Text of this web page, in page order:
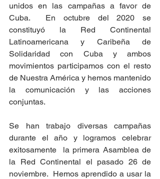
unidos en las campañas a favor de
Cuba.  En octubre del 2020 se
constituyó la Red Continental
Latinoamericana y Caribeña de
Solidaridad con Cuba y ambos
movimientos participamos con el resto
de Nuestra América y hemos mantenido
la comunicación y las acciones
conjuntas.
Se han trabajo diversas campañas
durante el año y logramos celebrar
exitosamente  la primera Asamblea de
la Red Continental el pasado 26 de
noviembre.  Hemos aprendido a usar la